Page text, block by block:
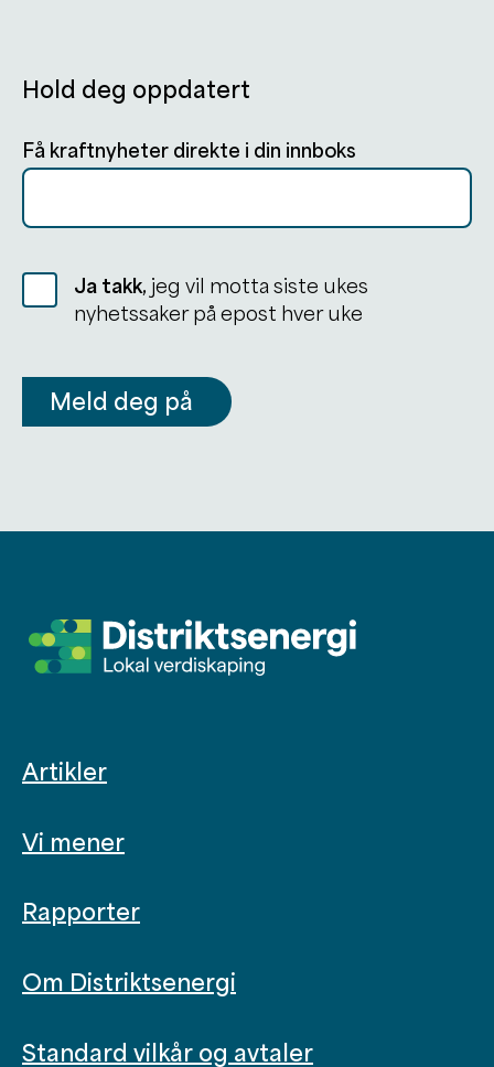
Hold deg oppdatert
Få kraftnyheter direkte i din innboks
Ja takk, jeg vil motta siste ukes
nyhetssaker på epost hver uke
Meld deg på
Artikler
Vi mener
Rapporter
Om Distriktsenergi
Standard vilkår og avtaler